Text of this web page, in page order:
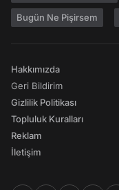
Bugün Ne Pişirsem
Hakkımızda
Geri Bildirim
Gizlilik Politikası
Topluluk Kuralları
Reklam
İletişim